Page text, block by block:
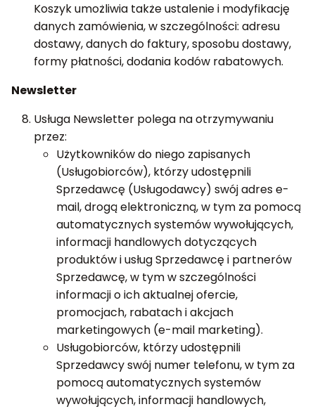
Koszyk umożliwia także ustalenie i modyfikację
danych zamówienia, w szczególności: adresu
dostawy, danych do faktury, sposobu dostawy,
formy płatności, dodania kodów rabatowych.
Newsletter
Usługa Newsletter polega na otrzymywaniu
przez:
Użytkowników do niego zapisanych
(Usługobiorców), którzy udostępnili
Sprzedawcę (Usługodawcy) swój adres e-
mail, drogą elektroniczną, w tym za pomocą
automatycznych systemów wywołujących,
informacji handlowych dotyczących
produktów i usług Sprzedawcę i partnerów
Sprzedawcę, w tym w szczególności
informacji o ich aktualnej ofercie,
promocjach, rabatach i akcjach
marketingowych (e-mail marketing).
Usługobiorców, którzy udostępnili
Sprzedawcy swój numer telefonu, w tym za
pomocą automatycznych systemów
wywołujących, informacji handlowych,